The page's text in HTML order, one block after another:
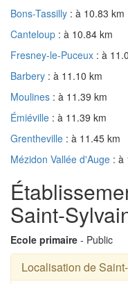
Bons-Tassilly : à 10.83 km
Canteloup : à 10.84 km
Fresney-le-Puceux : à
Barbery : à 11.10 km
Moulines : à 11.39 km
Émiéville : à 11.39 km
Grentheville : à 11.45 km
Mézidon Vallée d'Auge : à
Saint-
Ecole primaire - Public
Localisation de